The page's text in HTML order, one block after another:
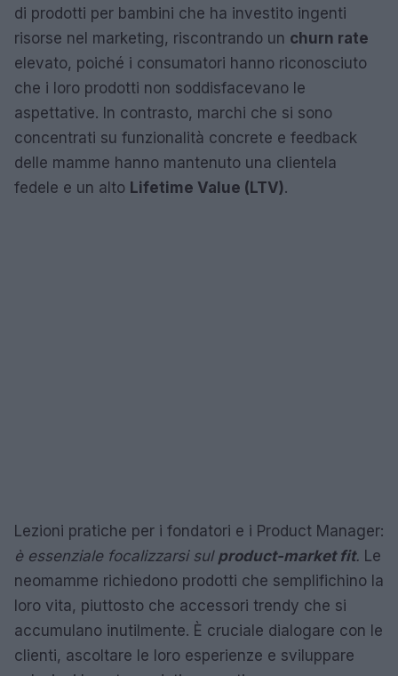
di prodotti per bambini che ha investito ingenti
risorse nel marketing, riscontrando un churn rate
elevato, poiché i consumatori hanno riconosciuto
che i loro prodotti non soddisfacevano le
aspettative. In contrasto, marchi che si sono
concentrati su funzionalità concrete e feedback
delle mamme hanno mantenuto una clientela
fedele e un alto Lifetime Value (LTV).
Lezioni pratiche per i fondatori e i Product Manager:
è essenziale focalizzarsi sul product-market fit. Le
neomamme richiedono prodotti che semplifichino la
loro vita, piuttosto che accessori trendy che si
accumulano inutilmente. È cruciale dialogare con le
clienti, ascoltare le loro esperienze e sviluppare